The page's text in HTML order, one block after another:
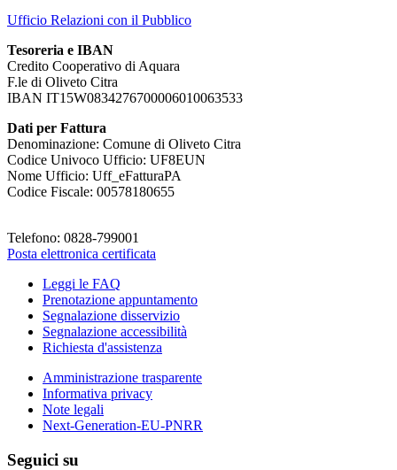
Ufficio Relazioni con il Pubblico
Tesoreria e IBAN
Credito Cooperativo di Aquara
F.le di Oliveto Citra
IBAN IT15W0834276700006010063533
Dati per Fattura
Denominazione: Comune di Oliveto Citra
Codice Univoco Ufficio: UF8EUN
Nome Ufficio: Uff_eFatturaPA
Codice Fiscale: 00578180655
Telefono: 0828-799001
Posta elettronica certificata
Leggi le FAQ
Prenotazione appuntamento
Segnalazione disservizio
Segnalazione accessibilità
Richiesta d'assistenza
Amministrazione trasparente
Informativa privacy
Note legali
Next-Generation-EU-PNRR
Seguici su